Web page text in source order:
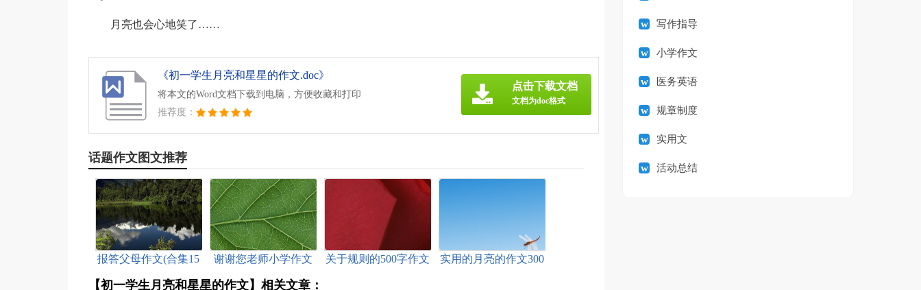
月亮也会心地笑了……
《初一学生月亮和星星的作文.doc》
将本文的Word文档下载到电脑，方便收藏和打印
推荐度：
点击下载文档
文档为doc格式
话题作文图文推荐
报答父母作文(合集15
谢谢您老师小学作文 关于规则的500字作文
实用的月亮的作文300
【初一学生月亮和星星的作文】相关文章：
写作指导
小学作文
医务英语
规章制度
实用文
活动总结